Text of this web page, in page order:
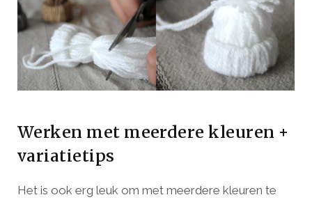
Werken met meerdere kleuren +
variatietips
Het is ook erg leuk om met meerdere kleuren te